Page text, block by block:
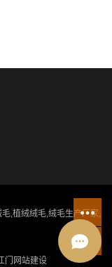
毛,植绒绒毛,绒毛生产厂家,